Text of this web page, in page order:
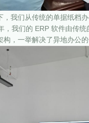
我们从传统的单据纸档
，我们的 ERP 软件由传
构，一举解决了异地办公